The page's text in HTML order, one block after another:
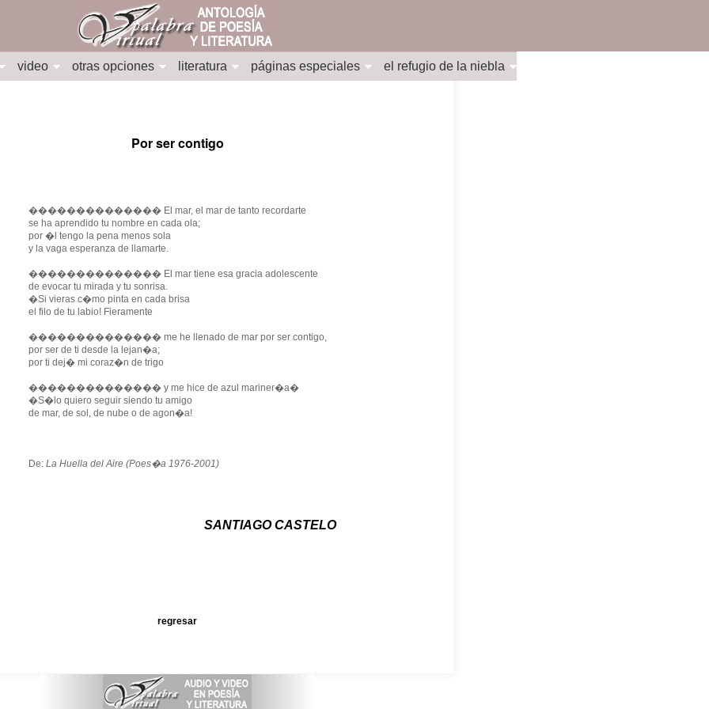
video otras opciones literatura páginas especiales el refugio de la niebla
Por ser contigo
�������������� El mar, el mar de tanto recordarte
se ha aprendido tu nombre en cada ola;
por �l tengo la pena menos sola
y la vaga esperanza de llamarte.
�������������� El mar tiene esa gracia adolescente
de evocar tu mirada y tu sonrisa.
�Si vieras c�mo pinta en cada brisa
el filo de tu labio! Fieramente
�������������� me he llenado de mar por ser contigo,
por ser de ti desde la lejan�a;
por ti dej� mi coraz�n de trigo
�������������� y me hice de azul mariner�a�
�S�lo quiero seguir siendo tu amigo
de mar, de sol, de nube o de agon�a!
De: La Huella del Aire (Poes�a 1976-2001)
SANTIAGO CASTELO
regresar